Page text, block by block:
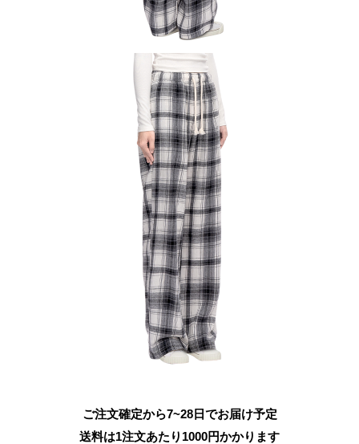
ご注文確定から7~28日でお届け予定
送料は1注文あたり 1000円かかります